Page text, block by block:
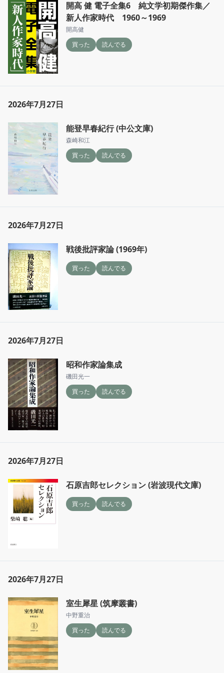
開高 健 電子全集6 純文学初期傑作集／
新人作家時代 1960～1969
開高健
買った
読んでる
2026年7月27日
能登早春紀行 (中公文庫)
森崎和江
買った
読んでる
2026年7月27日
戦後批評家論 (1969年)
買った 読んでる
2026年7月27日
昭和作家論集成
磯田光一
買った
読んでる
2026年7月27日
石原吉郎セレクション (岩波現代文庫)
買った 読んでる
2026年7月27日
室生犀星 (筑摩叢書)
中野重治
買った
読んでる